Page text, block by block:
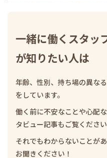
一緒に働くスタッ
が知りたい人は
年齢、性別、持ち場の異な
をしています。
働く前に不安なことや心配
タビュー記事もご覧ください
それでもわからないことが
お聞きください！